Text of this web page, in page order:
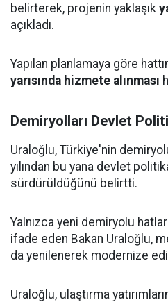
belirterek, projenin yaklaşık
açıkladı.
Yapılan planlamaya göre
yarısında hizmete alınması
Demiryolları Devlet
Uraloğlu, Türkiye'nin
yılından bu yana devlet
sürdürüldüğünü belirtti.
Yalnızca yeni demiryolu
ifade eden Bakan Uraloğlu,
da yenilenerek modernize
Uraloğlu, ulaştırma